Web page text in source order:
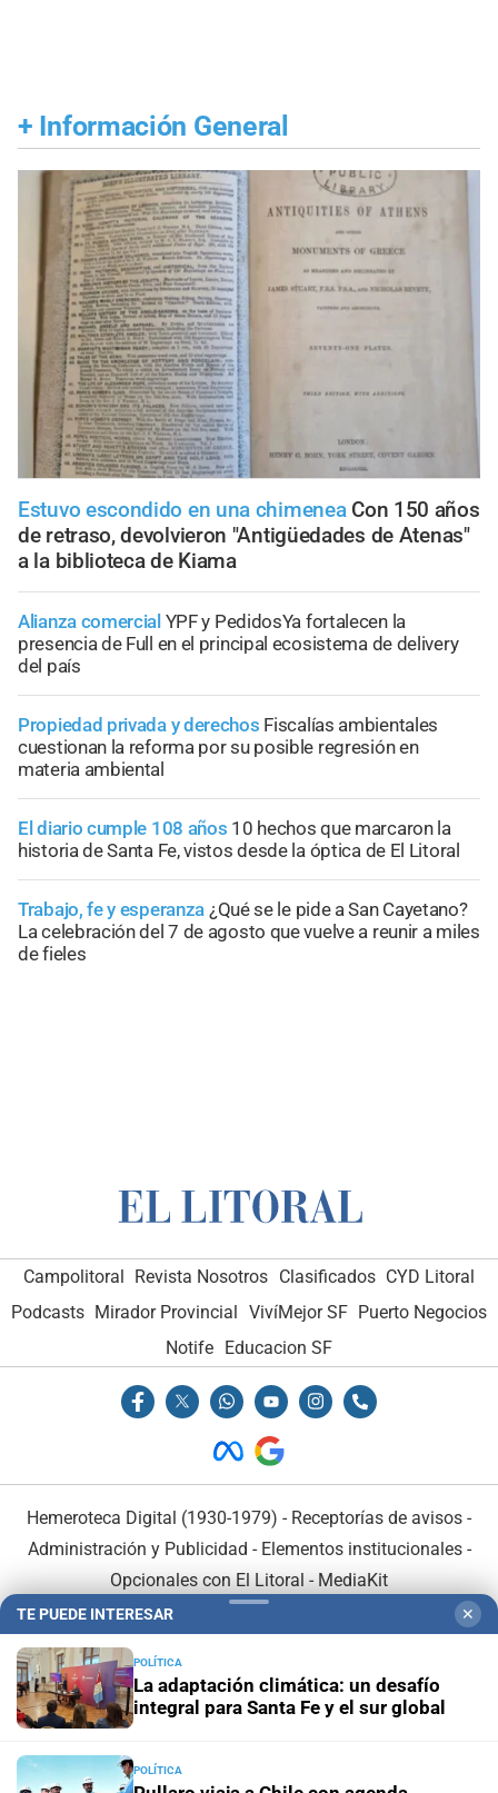
+ Información General
Estuvo escondido en una chimenea Con 150 años
de retraso, devolvieron "Antigüedades de Atenas"
a la biblioteca de Kiama
Alianza comercial YPF y PedidosYa fortalecen la
presencia de Full en el principal ecosistema de delivery
del país
Propiedad privada y derechos Fiscalías ambientales
cuestionan la reforma por su posible regresión en
materia ambiental
El diario cumple 108 años 10 hechos que marcaron la
historia de Santa Fe, vistos desde la óptica de El Litoral
Trabajo, fe y esperanza ¿Qué se le pide a San Cayetano?
La celebración del 7 de agosto que vuelve a reunir a miles
de fieles
Campolitoral Revista Nosotros Clasificados CYD Litoral
Podcasts Mirador Provincial VivíMejor SF Puerto Negocios
Notife Educacion SF
Hemeroteca Digital (1930-1979) - Receptorías de avisos -
Administración y Publicidad - Elementos institucionales-
Opcionales con El Litoral - MediaKit
En Asociación con:
TE PUEDE INTERESAR ✕
POLÍTICA
La adaptación climática: un desafío
integral para Santa Fe y el sur global
POLÍTICA